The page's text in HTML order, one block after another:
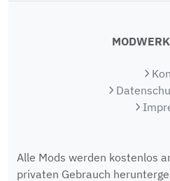
Alle Mods werden kostenlos
privaten Gebrauch